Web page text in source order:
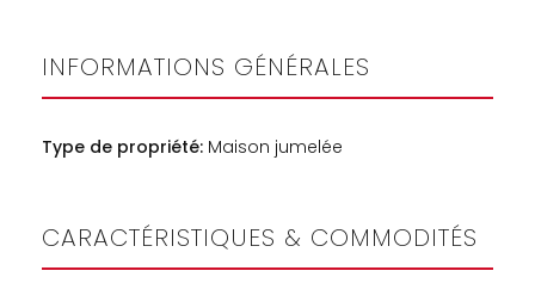
INFORMATIONS GÉNÉRALES
Type de propriété: Maison jumelée
CARACTÉRISTIQUES & COMMODITÉS